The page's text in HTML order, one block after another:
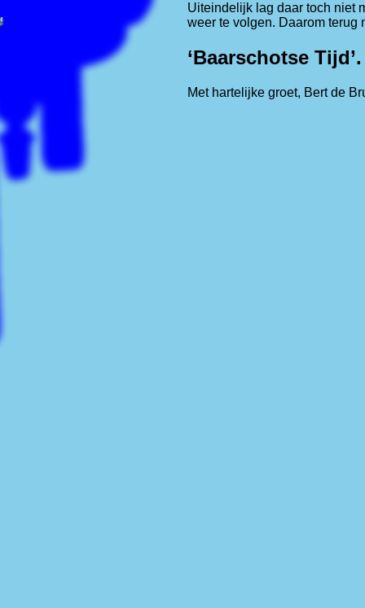
Uiteindelijk lag daar toch niet
weer te volgen. Daarom
‘Baarschotse Tijd’.
Met hartelijke groet, Bert